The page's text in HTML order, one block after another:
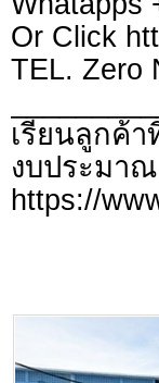
Or Click
TEL. Zero
เรียนลูกค้
งบประมา
https://